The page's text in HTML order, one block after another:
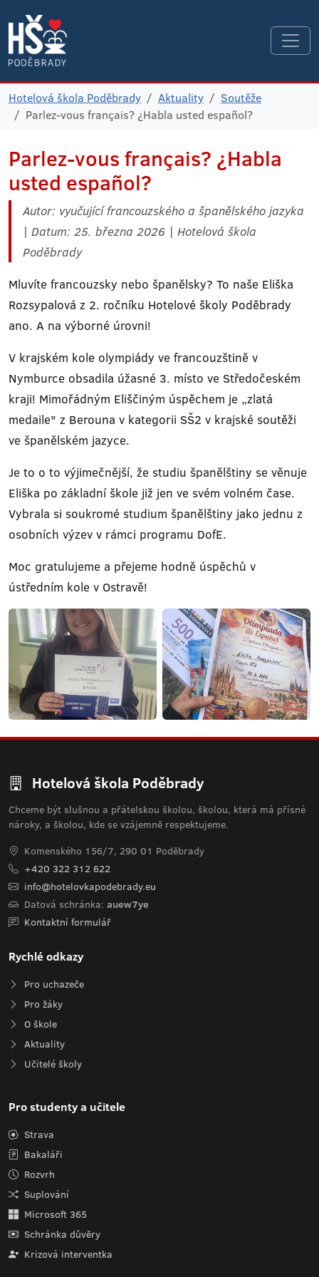
Hotelová škola Poděbrady Aktuality
Soutěže
Parlez-vous français? ¿Habla usted español?
Parlez-vous français? ¿Habla
usted español?
Autor: vyučující francouzského a španělského jazyka
| Datum: 25. března 2026 | Hotelová škola
Poděbrady
Mluvíte francouzsky nebo španělsky? To naše Eliška
Rozsypalová z 2. ročníku Hotelové školy Poděbrady
ano. A na výborné úrovni!
V krajském kole olympiády ve francouzštině v
Nymburce obsadila úžasné 3. místo ve Středočeském
kraji! Mimořádným Eliščiným úspěchem je „zlatá
medaile" z Berouna v kategorii SŠ2 v krajské soutěži
ve španělském jazyce.
Je to o to výjimečnější, že studiu španělštiny se věnuje
Eliška po základní škole již jen ve svém volném čase.
Vybrala si soukromé studium španělštiny jako jednu z
osobních výzev v rámci programu DofE.
Moc gratulujeme a přejeme hodně úspěchů v
ústředním kole v Ostravě!
Hotelová škola Poděbrady
Chceme být slušnou a přátelskou školou, školou, která má přísné
nároky, a školou, kde se vzájemně respektujeme.
Komenského 156/7, 290 01 Poděbrady
+420 322 312 622
info@hotelovkapodebrady.eu
Datová schránka: auew7ye
Kontaktní formulář
Rychlé odkazy
Pro uchazeče
Pro žáky
O škole
Aktuality
Učitelé školy
Pro studenty a učitele
Strava
Bakaláři
Rozvrh
Suplování
Microsoft 365
Schránka důvěry
Krizová interventka